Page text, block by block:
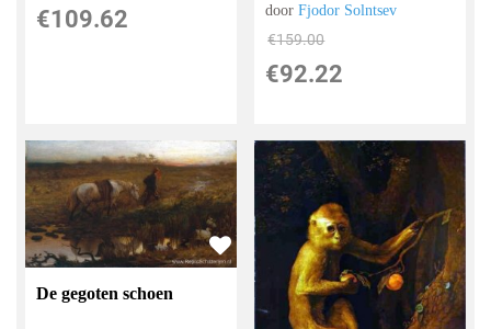
€109.62 doorFjodor Solntsev
€159.00
€92.22
De gegoten schoen